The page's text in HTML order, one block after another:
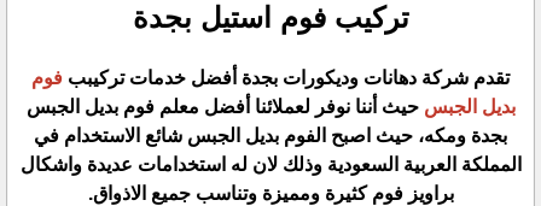
تركيب فوم استيل بجدة
تقدم شركة دهانات وديكورات بجدة أفضل خدمات تركيبب فوم
بديل الجبس حيث أننا نوفر لعملائنا أفضل معلم فوم بديل الجبس
بجدة ومكه، حيث اصبح الفوم بديل الجبس شائع الاستخدام في
المملكة العربية السعودية وذلك لان له استخدامات عديدة واشكال
براويز فوم كثيرة ومميزة وتناسب جميع الاذواق.